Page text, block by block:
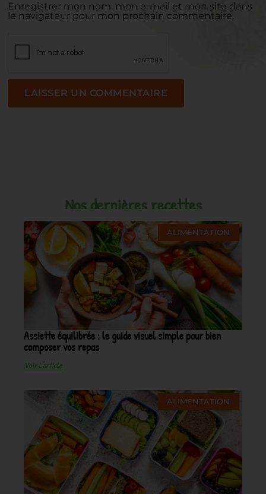
Enregistrer mon nom, mon e-mail et mon site dans
le navigateur pour mon prochain commentaire.
Nos dernières recettes
ALIMENTATION
Assiette équilibrée : le guide visuel simple pour bien
composer vos repas
Voir L'article
ALIMENTATION